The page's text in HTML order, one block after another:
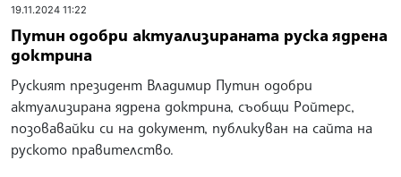
19.11.2024 11:22
Путин одобри актуализираната руска ядрена
доктрина
Руският президент Владимир Путин одобри
актуализирана ядрена доктрина, съобщи Ройтерс,
позовавайки си на документ, публикуван на сайта на
руското правителство.